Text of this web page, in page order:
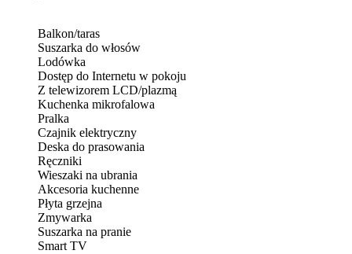
Balkon/taras
Suszarka do włosów
Lodówka
Dostęp do Internetu w pokoju
Z telewizorem LCD/plazmą
Kuchenka mikrofalowa
Pralka
Czajnik elektryczny
Deska do prasowania
Ręczniki
Wieszaki na ubrania
Akcesoria kuchenne
Płyta grzejna
Zmywarka
Suszarka na pranie
Smart TV